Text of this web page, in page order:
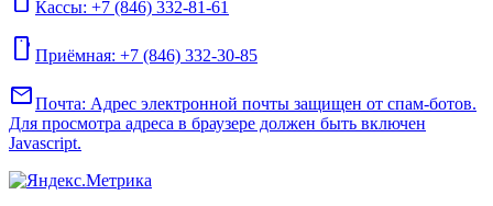
Кассы: +7 (846) 332-81-61
mobile Приёмная: +7 (846) 332-30-85
mailПочта: Адрес электронной почты защищен от спам-ботов.
Для просмотра адреса в браузере должен быть включен
Javascript.